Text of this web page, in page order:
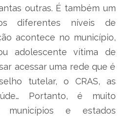
outras. É também um
diferentes níveis de
acontece no município,
adolescente vítima de
acessar uma rede que é
tutelar, o CRAS, as
Portanto, é muito
municípios e estados